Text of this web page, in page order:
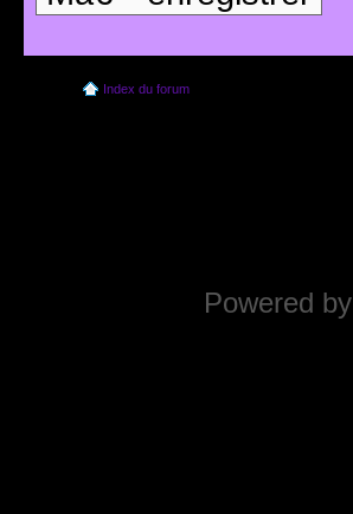
Index du forum
Powered by